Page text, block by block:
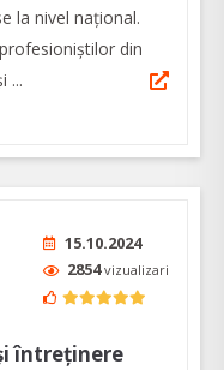
la nivel naţional.
din
...
15.10.2024
2854vizualizari
întreținere